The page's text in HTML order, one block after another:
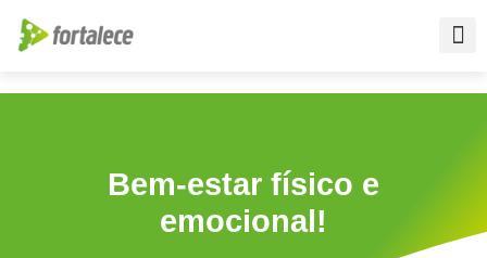
Bem-estar físico e
emocional!